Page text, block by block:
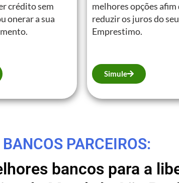
crédito sem
onerar a sua
melhores opções afim
reduzir os juros do seu
Emprestimo.
Simule
BANCOS PARCEIROS:
bancos para a